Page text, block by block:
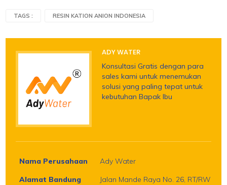
TAGS : RESIN KATION ANION INDONESIA
ADY WATER
Konsultasi Gratis dengan para
sales kami untuk menemukan
solusi yang paling tepat untuk
kebutuhan Bapak Ibu
Nama Perusahaan
Ady Water
Alamat Bandung
Jalan Mande Raya No. 26, RT/RW